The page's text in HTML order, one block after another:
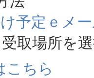
け予定ｅメ
取場所を
こちら